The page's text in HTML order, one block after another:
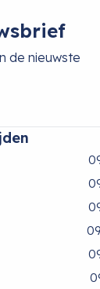
de nieuwste